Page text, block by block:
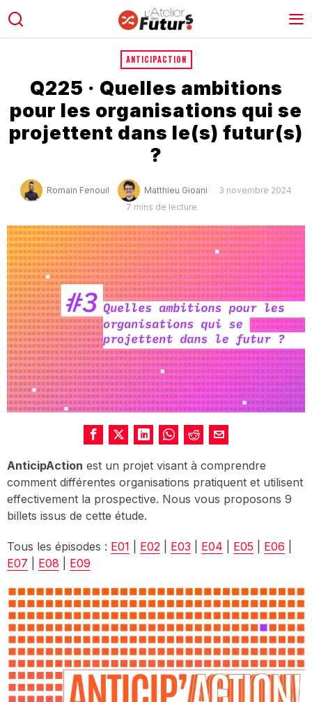
ANTICIPACTION
Q225 · Quelles ambitions
pour les organisations qui se
projettent dans le(s) futur(s)
?
Romain Fenouil Matthieu Gioani
3 novembre 2024
7 mins de lecture
AnticipAction est un projet visant à comprendre
comment différentes organisations pratiquent et utilisent
effectivement la prospective. Nous vous proposons 9
billets issus de cette étude.
Tous les épisodes : E01 E02 E03 E04 E05 E06
E07
E08 E09